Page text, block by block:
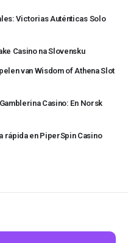
Victorias Auténticas Solo
Casino na Slovensku
van Wisdom of Athena Slot
Casino: En Norsk
rápida en PiperSpin Casino